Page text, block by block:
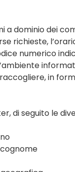
a dominio dei
richieste,
numerico
in
di seguito le